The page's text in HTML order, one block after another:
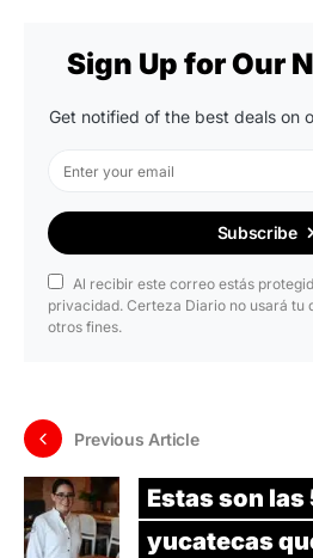
Sign Up for Our
Get notified of the best deals on
Subscribe
Al recibir este correo estás
privacidad. Certeza Diario no usará tu
otros fines.
Previous Article
Estas son las
yucatecas